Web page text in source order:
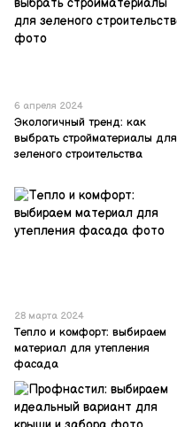
6 апреля 2024
Экологичный тренд: как
выбрать стройматериалы для
зеленого строительства
28 марта 2024
Тепло и комфорт: выбираем
материал для утепления
фасада